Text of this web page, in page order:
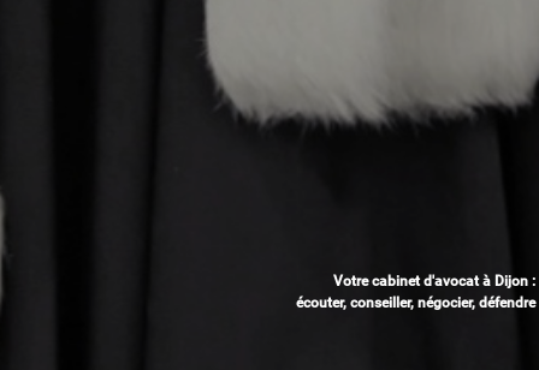
Votre cabinet d'avocat à Dijon :
écouter, conseiller, négocier, défendre